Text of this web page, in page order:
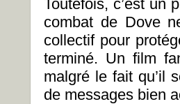
Toutefois, c’est un
combat de Dove
collectif pour
terminé. Un film
malgré le fait qu’il
de messages bien